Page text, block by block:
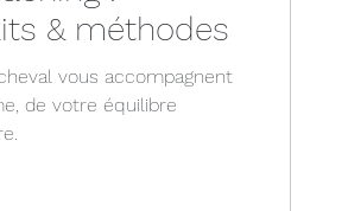
& méthodes
vous accompagnent
de votre équilibre